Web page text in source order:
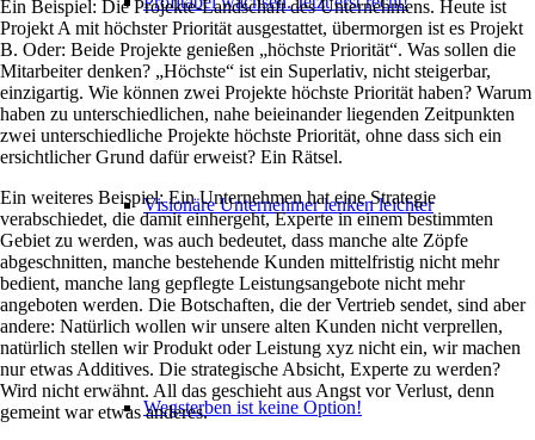
Visionäre Unternehmer lenken leichter
Wegsterben ist keine Option!
Ein Beispiel: Die Projekte-Landschaft des Unternehmens. Heute ist
Projekt A mit höchster Priorität ausgestattet, übermorgen ist es Projekt
B. Oder: Beide Projekte genießen „höchste Priorität“. Was sollen die
Mitarbeiter denken? „Höchste“ ist ein Superlativ, nicht steigerbar,
einzigartig. Wie können zwei Projekte höchste Priorität haben? Warum
haben zu unterschiedlichen, nahe beieinander liegenden Zeitpunkten
zwei unterschiedliche Projekte höchste Priorität, ohne dass sich ein
ersichtlicher Grund dafür erweist? Ein Rätsel.
Ein weiteres Beispiel: Ein Unternehmen hat eine Strategie
verabschiedet, die damit einhergeht, Experte in einem bestimmten
Gebiet zu werden, was auch bedeutet, dass manche alte Zöpfe
abgeschnitten, manche bestehende Kunden mittelfristig nicht mehr
bedient, manche lang gepflegte Leistungsangebote nicht mehr
angeboten werden. Die Botschaften, die der Vertrieb sendet, sind aber
andere: Natürlich wollen wir unsere alten Kunden nicht verprellen,
natürlich stellen wir Produkt oder Leistung xyz nicht ein, wir machen
nur etwas Additives. Die strategische Absicht, Experte zu werden?
Wird nicht erwähnt. All das geschieht aus Angst vor Verlust, denn
gemeint war etwas anderes.